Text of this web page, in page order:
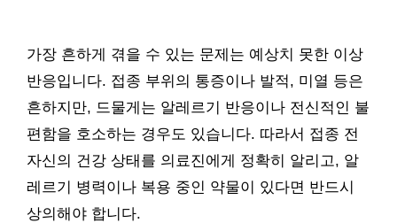
가장 흔하게 겪을 수 있는 문제는 예상치 못한 이상
반응입니다. 접종 부위의 통증이나 발적, 미열 등은
흔하지만, 드물게는 알레르기 반응이나 전신적인 불
편함을 호소하는 경우도 있습니다. 따라서 접종 전
자신의 건강 상태를 의료진에게 정확히 알리고, 알
레르기 병력이나 복용 중인 약물이 있다면 반드시
상의해야 합니다.